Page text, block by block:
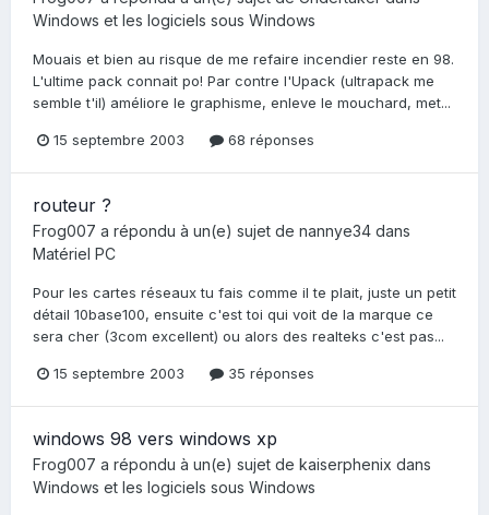
Windows et les logiciels sous Windows
Mouais et bien au risque de me refaire incendier reste en 98.
L'ultime pack connait po! Par contre l'Upack (ultrapack me
semble t'il) améliore le graphisme, enleve le mouchard, met...
15 septembre 2003 68 réponses
routeur ?
Frog007 a répondu à un(e) sujet de nannye34 dans
Matériel PC
Pour les cartes réseaux tu fais comme il te plait, juste un petit
détail 10base100, ensuite c'est toi qui voit de la marque ce
sera cher (3com excellent) ou alors des realteks c'est pas...
15 septembre 2003 35 réponses
windows 98 vers windows xp
Frog007 a répondu à un(e) sujet de kaiserphenix dans
Windows et les logiciels sous Windows